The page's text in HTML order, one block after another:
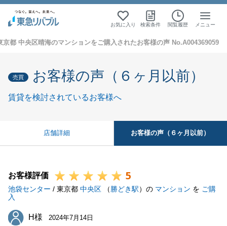
お気に入り 検索条件 閲覧履歴 メニュー
京都 中央区晴海のマンションをご購入されたお客様の声 No.A004369059
売買 お客様の声（６ヶ月以前）
賃貸を検討されているお客様へ
店舗詳細 お客様の声（６ヶ月以前）
お客様評価 5
池袋センター / 東京都 中央区 （ 勝どき駅）の マンション を ご購
入
H様
H様 2024年7月14日